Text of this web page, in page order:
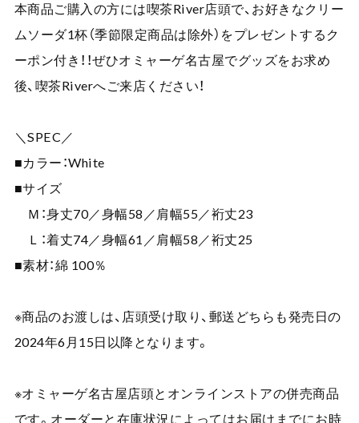
本商品ご購入の方には喫茶River店頭で、お好きなクリー
ムソーダ1杯（季節限定商品は除外）をプレゼントするク
ーポン付き！！ぜひオミャーゲ名古屋でグッズをお求め
後、喫茶Riverへご来店ください！
＼SPEC／
■カラー：White
■サイズ
Ｍ：身丈70／身幅58／肩幅55／裄丈23
Ｌ：着丈74／身幅61／肩幅58／裄丈25
■素材：綿 100％
※商品のお渡しは、店頭受け取り、郵送どちらも発売日の
2024年6月15日以降となります。
※オミャーゲ名古屋店頭とオンラインストアの併売商品
です。オーダーと在庫状況によってはお届けまでにお時